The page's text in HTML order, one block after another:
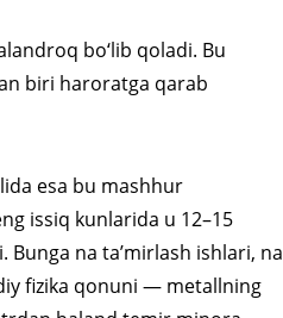
bo‘lib qoladi. Bu
biri haroratga qarab
esa bu mashhur
issiq kunlarida u 12–15
Bunga na ta’mirlash ishlari, na
fizika qonuni — metallning